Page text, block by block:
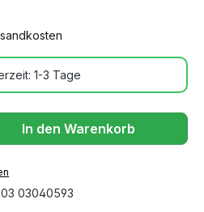
1-3 Tage
In den Warenkorb
03040593